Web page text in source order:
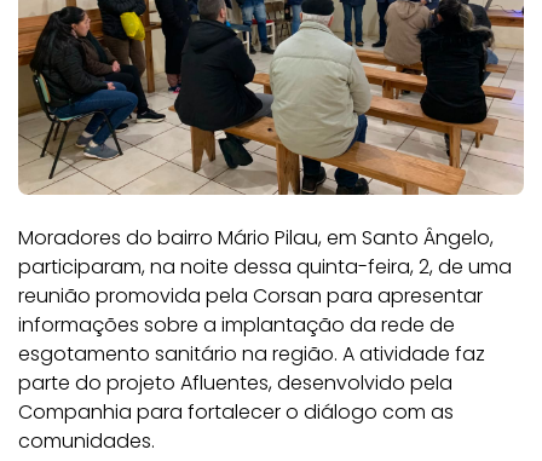
Moradores do bairro Mário Pilau, em Santo Ângelo,
participaram, na noite dessa quinta-feira, 2, de uma
reunião promovida pela Corsan para apresentar
informações sobre a implantação da rede de
esgotamento sanitário na região. A atividade faz
parte do projeto Afluentes, desenvolvido pela
Companhia para fortalecer o diálogo com as
comunidades.